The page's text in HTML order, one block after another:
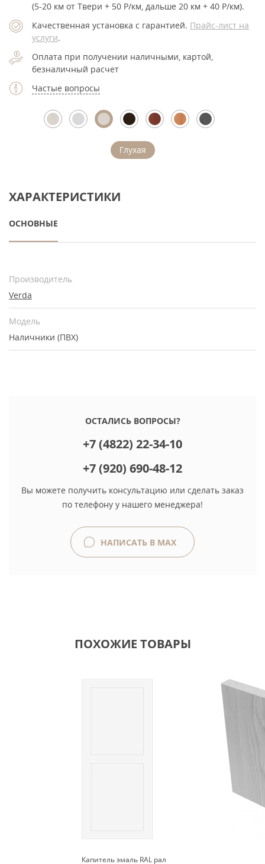
(5-20 км от Твери + 50 Р/км, дальше 20 км + 40 Р/км).
Качественная установка с гарантией. Прайс-лист на
услуги.
Оплата при получении наличными, картой,
безналичный расчет
Частые вопросы
Глухая
ХАРАКТЕРИСТИКИ
ОСНОВНЫЕ
Производитель
Verda
Модель
Наличники (ПВХ)
ОСТАЛИСЬ ВОПРОСЫ?
+7 (4822) 22-34-10
+7 (920) 690-48-12
Вы можете получить консультацию или сделать заказ
по телефону у нашего менеджера!
НАПИСАТЬ В MAX
ПОХОЖИЕ ТОВАРЫ
Капитель эмаль RAL рал